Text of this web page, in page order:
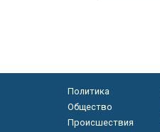
Политика
Общество
Происшествия